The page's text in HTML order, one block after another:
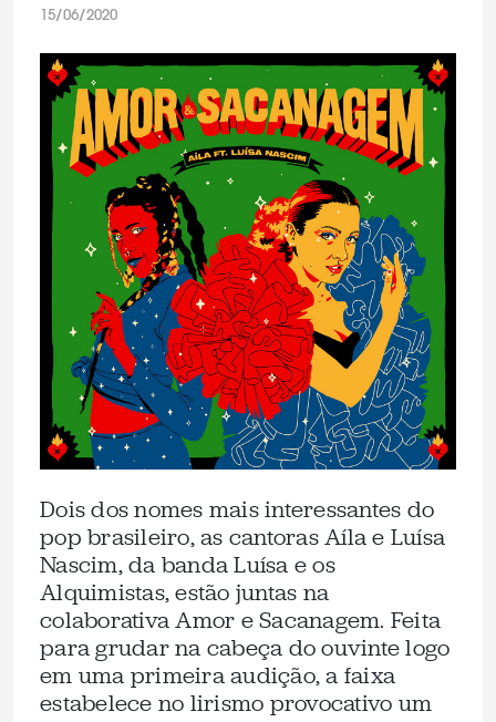
15/06/2020
Dois dos nomes mais interessantes do
pop brasileiro, as cantoras Aíla e Luísa
Nascim, da banda Luísa e os
Alquimistas, estão juntas na
colaborativa Amor e Sacanagem. Feita
para grudar na cabeça do ouvinte logo
em uma primeira audição, a faixa
estabelece no lirismo provocativo um